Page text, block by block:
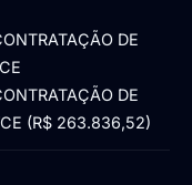
DE
DE
(R$ 263.836,52)